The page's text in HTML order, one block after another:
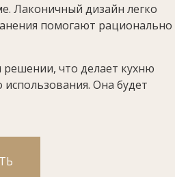
Лаконичный дизайн легко
помогают рационально
что делает кухню
Она будет